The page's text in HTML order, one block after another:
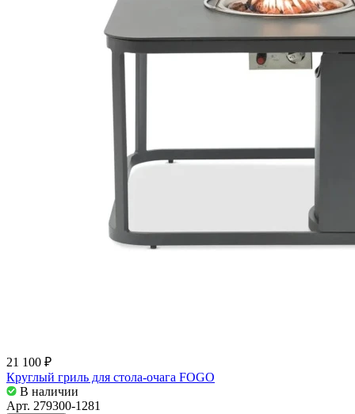
21 100 ₽
Круглый гриль для стола-очага FOGO
В наличии
Арт. 279300-1281